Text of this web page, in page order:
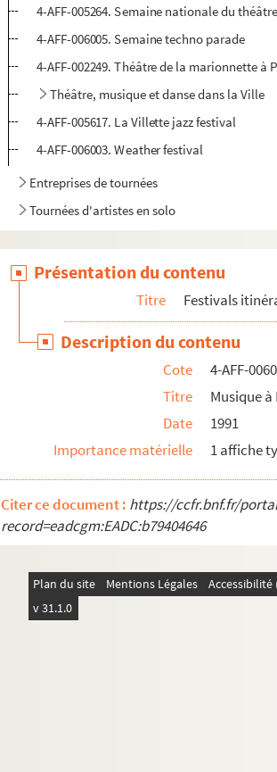
4-AFF-005264. Semaine nationale du
4-AFF-006005. Semaine techno parade
4-AFF-002249. Théâtre de la marionnette à
Théâtre, musique et danse dans la Ville
4-AFF-005617. La Villette jazz festival
4-AFF-006003. Weather festival
Entreprises de tournées
Tournées d'artistes en solo
Présentation du contenu
Titre Festivals
Description du contenu
Cote
4-AFF-
Titre
Musique à
Date
1991
Importance matérielle
1 affiche
Citer ce document : https://ccfr.bnf.fr/
record=eadcgm:EADC:b79404646
Plan du site Mentions Légales
v 31.1.0